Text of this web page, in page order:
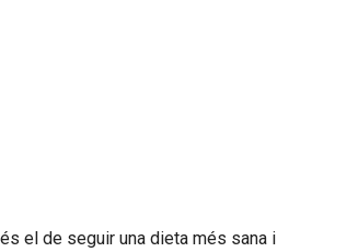
el de seguir una dieta més sana i